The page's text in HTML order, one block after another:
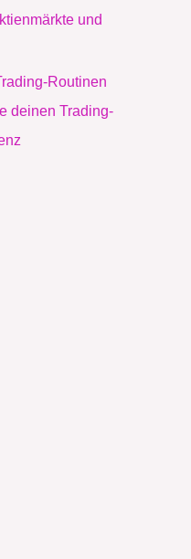
und
Routinen
deinen Trading-